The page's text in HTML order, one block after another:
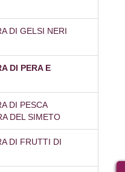
DI GELSI NERI
DI PERA E
DI PESCA
DEL SIMETO
DI FRUTTI DI